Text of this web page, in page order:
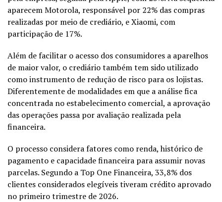
aparecem Motorola, responsável por 22% das compras
realizadas por meio de crediário, e Xiaomi, com
participação de 17%.
Além de facilitar o acesso dos consumidores a aparelhos
de maior valor, o crediário também tem sido utilizado
como instrumento de redução de risco para os lojistas.
Diferentemente de modalidades em que a análise fica
concentrada no estabelecimento comercial, a aprovação
das operações passa por avaliação realizada pela
financeira.
O processo considera fatores como renda, histórico de
pagamento e capacidade financeira para assumir novas
parcelas. Segundo a Top One Financeira, 33,8% dos
clientes considerados elegíveis tiveram crédito aprovado
no primeiro trimestre de 2026.